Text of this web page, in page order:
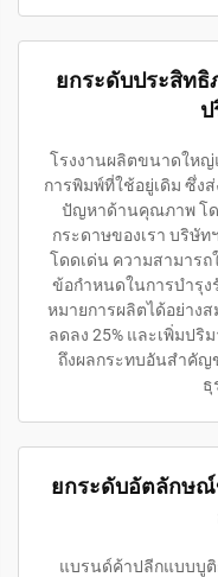
ยกระดับประสิทธิ
โรงงานผลิตขนาดให
การพิมพ์ที่ใช้อยู่เดิม ซึ่ง
ปัญหาด้านคุณภาพ โด
กระดาษของเรา บริษั
โดดเด่น ความสามารถ
ข้อกำหนดในการบำรุง
หมายการผลิตได้อย่าง
ลดลง 25% และเพิ่มปริ
ถึงผลกระทบอันสำคัญ
ธุ
ยกระดับอัตลักษ
แบรนด์ค้าปลีกแบบบูติ